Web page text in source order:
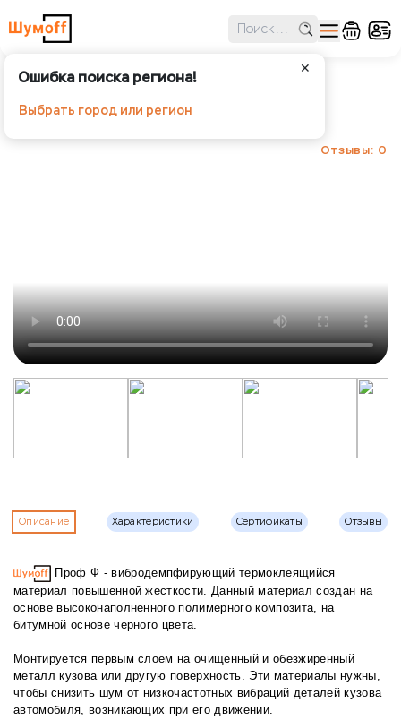
✕
Ошибка поиска региона!
Выбрать город или регион
Отзывы: 0
Описание Характеристики Сертификаты Отзывы
Проф Ф - вибродемпфирующий термоклеящийся
материал повышенной жесткости. Данный материал создан на
основе высоконаполненного полимерного композита, на
битумной основе черного цвета.
Монтируется первым слоем на очищенный и обезжиренный
металл кузова или другую поверхность. Эти материалы нужны,
чтобы снизить шум от низкочастотных вибраций деталей кузова
автомобиля, возникающих при его движении.